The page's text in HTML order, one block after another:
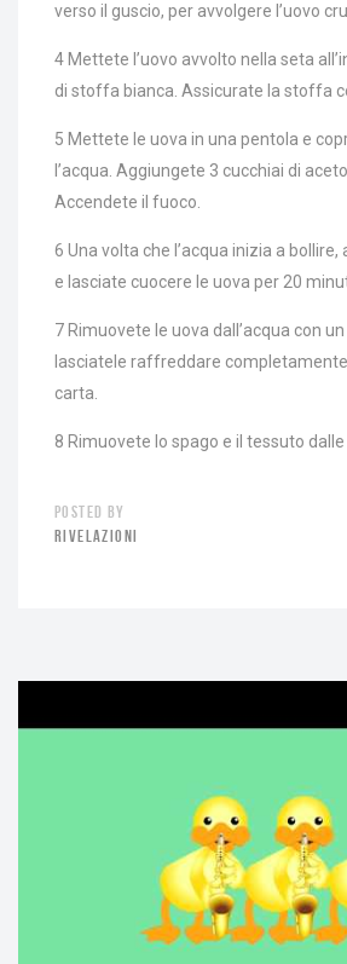
verso il guscio, per avvolgere l’uovo
4 Mettete l’uovo avvolto nella seta
di stoffa bianca. Assicurate la stoffa
5 Mettete le uova in una pentola e
l’acqua. Aggiungete 3 cucchiai di
Accendete il fuoco.
6 Una volta che l’acqua inizia a
e lasciate cuocere le uova per 20
7 Rimuovete le uova dall’acqua con
lasciatele raffreddare
carta.
8 Rimuovete lo spago e il tessuto dalle
POSTED BY
RIVELAZIONI